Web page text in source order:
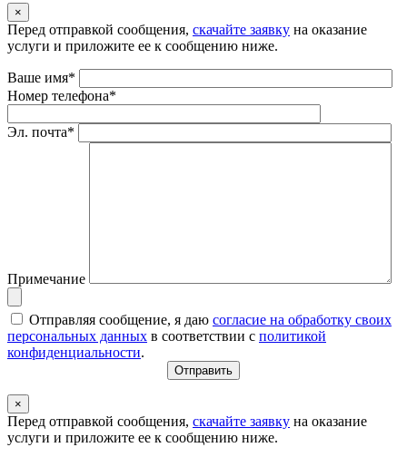
×
Перед отправкой сообщения, скачайте заявку на оказание
услуги и приложите ее к сообщению ниже.
Ваше имя*
Номер телефона*
Эл. почта*
Примечание
Отправляя сообщение, я даю согласие на обработку своих
персональных данных в соответствии с политикой
конфиденциальности.
×
Перед отправкой сообщения, скачайте заявку на оказание
услуги и приложите ее к сообщению ниже.